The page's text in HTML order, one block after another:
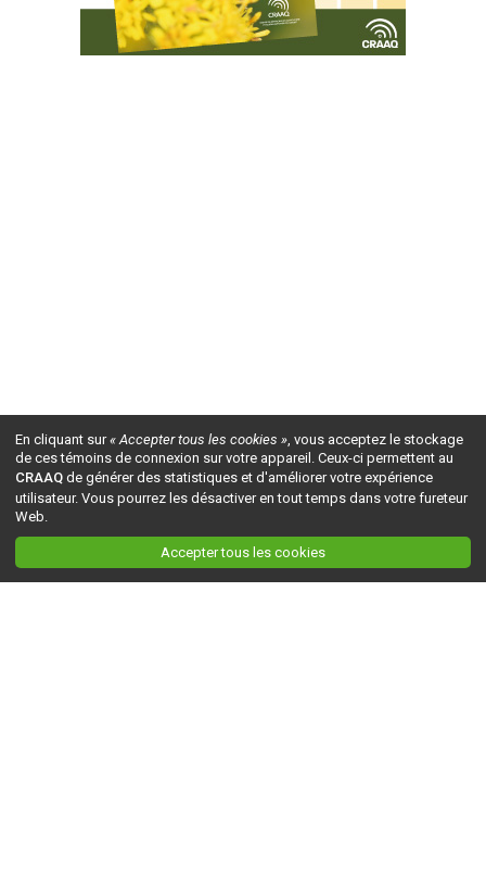
En cliquant sur« Accepter tous les cookies », vous acceptez le stockage
de ces témoins de connexion sur votre appareil. Ceux-ci permettent au
CRAAQ de générer des statistiques et d'améliorer votre expérience
utilisateur. Vous pourrez les désactiver en tout temps dans votre fureteur
Web.
Accepter tous les cookies